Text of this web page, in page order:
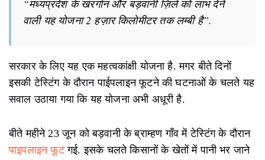
“मध्यप्रदेश के खरगोन और बड़वानी ज़िले को लाभ देने
वाली यह योजना 2 हज़ार किलोमीटर तक लम्बी है”.
सरकार के लिए यह एक महत्वकांक्षी योजना है. मगर बीते दिनों
इसकी टेस्टिंग के दौरान पाईपलाइन फूटने की घटनाओं के चलते यह
सवाल उठाया गया कि यह योजना अभी अधूरी है.
बीते महीने 23 जून को बड़वानी के ब्राम्हण गाँव में टेस्टिंग के दौरान
पाइपलाइन फूटगई. इसके चलते किसानों के खेतों में पानी भर जाने